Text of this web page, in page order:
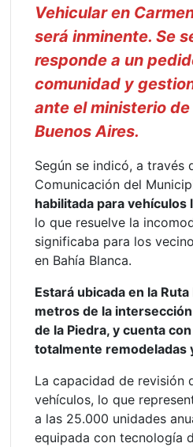
Vehicular en
será inminente. Se
responde a un
comunidad y
ante el ministerio
Buenos Aires.
Según se indicó, a través
Comunicación del
habilitada para vehículos
lo que resuelve la
significaba para los
en Bahía Blanca.
Estará ubicada en la
metros de la
de la Piedra, y cuenta
totalmente remodeladas
La capacidad de revisión
vehículos, lo que
a las 25.000 unidades
equipada con tecnología